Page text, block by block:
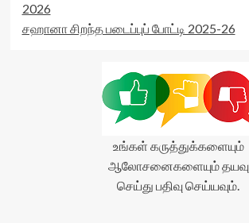
2026
சஹானா சிறந்த படைப்புப் போட்டி 2025-26
உங்கள் கருத்துக்களையும்
ஆலோசனைகளையும் தயவு
செய்து பதிவு செய்யவும்.